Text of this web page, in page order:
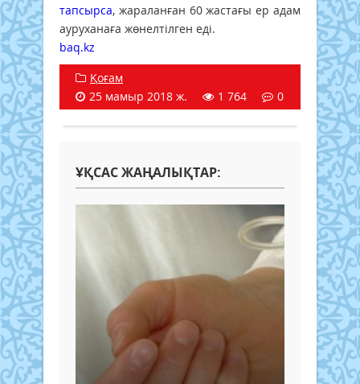
тапсырса, жараланған 60 жастағы ер адам
ауруханаға жөнелтілген еді.
baq.kz
Қоғам
25 мамыр 2018 ж.
1 764 0
ҰҚСАС ЖАҢАЛЫҚТАР: